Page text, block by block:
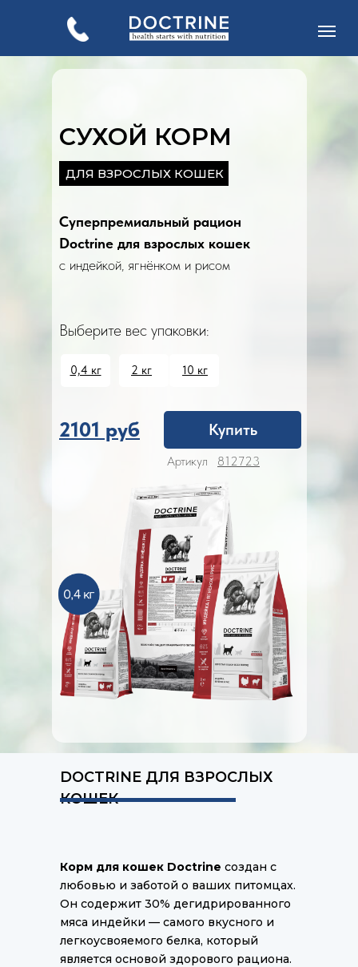
2101 руб
Суперпремиальный рацион
Doctrine для взрослых кошек
с индейкой, ягнёнком и рисом
Выберите вес упаковки:
Артикул 812723
Купить
0,4 кг 2 кг 10 кг
СУХОЙ КОРМ
ДЛЯ ВЗРОСЛЫХ КОШЕК
DOCTRINE ДЛЯ ВЗРОСЛЫХ
КОШЕК
Корм для кошек Doctrine создан с
любовью и заботой о ваших питомцах.
Он содержит 30% дегидрированного
мяса индейки — самого вкусного и
легкоусвояемого белка, который
является основой здорового рациона.